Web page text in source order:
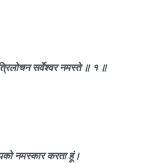
सर्वेश्वर नमस्ते ॥ १ ॥
नमस्कार करता हूं।